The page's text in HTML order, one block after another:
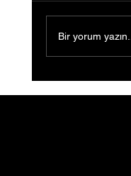
Bir yorum yazın...